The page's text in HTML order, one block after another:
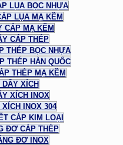
LỤA BỌC NHỰA
LỤA MẠ KẼM
CÁP MẠ KẼM
CÁP THÉP
THÉP BỌC NHỰA
THÉP HÀN QUỐC
THÉP MẠ KẼM
XÍCH
XÍCH INOX
INOX 304
CÁP KIM LOẠI
ĐƠ CÁP THÉP
ĐƠ INOX